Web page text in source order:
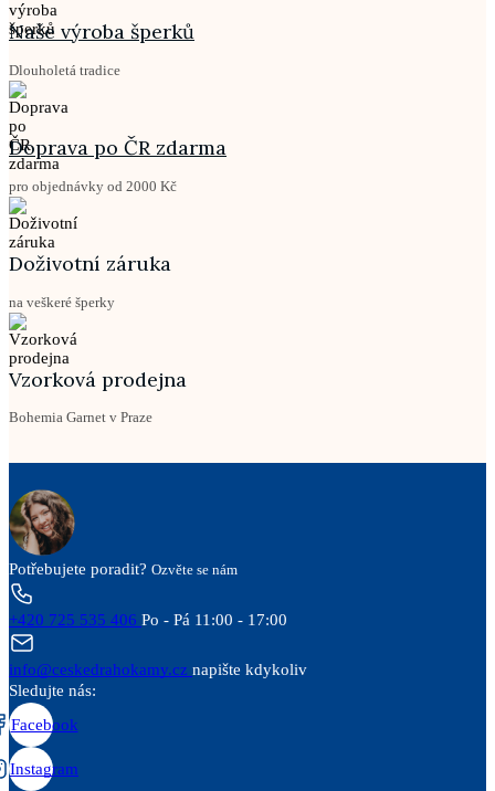
Naše výroba šperků
Dlouholetá tradice
Doprava po ČR zdarma
pro objednávky od 2000 Kč
Doživotní záruka
na veškeré šperky
Vzorková prodejna
Bohemia Garnet v Praze
Potřebujete poradit? Ozvěte se nám
+420 725 535 406 Po - Pá 11:00 - 17:00
info@ceskedrahokamy.cz napište kdykoliv
Sledujte nás:
Facebook
Instagram